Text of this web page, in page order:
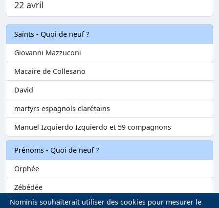
22 avril
Saints - Quoi de neuf ?
Giovanni Mazzuconi
Macaire de Collesano
David
martyrs espagnols clarétains
Manuel Izquierdo Izquierdo et 59 compagnons
Prénoms - Quoi de neuf ?
Orphée
Zébédée
Melvil
Nominis souhaiterait utiliser des cookies pour mesurer le